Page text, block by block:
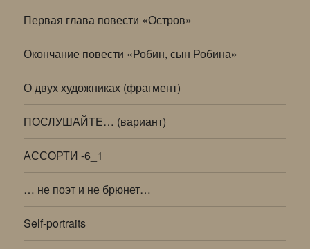
Первая глава повести «Остров»
Окончание повести «Робин, сын Робина»
О двух художниках (фрагмент)
ПОСЛУШАЙТЕ… (вариант)
АССОРТИ -6_1
… не поэт и не брюнет…
Self-portraits